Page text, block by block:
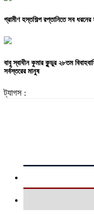
গ্রামীণ হস্তশিল্প রপ্তানিতে সব
বাবু স্বাধীন কুমার কুন্ডুর ২৮তম
সর্বস্তরের মানুষ
ট্যাগস :